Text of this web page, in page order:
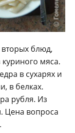
блюд,
мяса.
в сухарях и
в белках.
рубля. Из
Цена вопроса